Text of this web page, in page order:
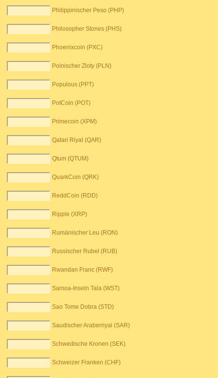
Philippinischer Peso (PHP)
Philosopher Stones (PHS)
Phoenixcoin (PXC)
Polnischer Zloty (PLN)
Populous (PPT)
PotCoin (POT)
Primecoin (XPM)
Qatari Riyal (QAR)
Qtum (QTUM)
QuarkCoin (QRK)
ReddCoin (RDD)
Ripple (XRP)
Rumänischer Leu (RON)
Russischer Rubel (RUB)
Rwandan Franc (RWF)
Samoa-Inseln Tala (WST)
Sao Tome Dobra (STD)
Saudischer Araberriyal (SAR)
Schwedische Kronen (SEK)
Schweizer Franken (CHF)